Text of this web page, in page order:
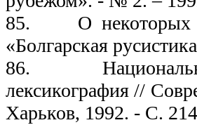
85. О некоторых
«Болгарская
86.
лексикография //
Харьков, 1992. - С.